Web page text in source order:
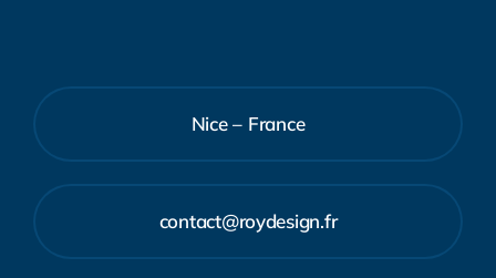
Nice – France
contact@roydesign.fr